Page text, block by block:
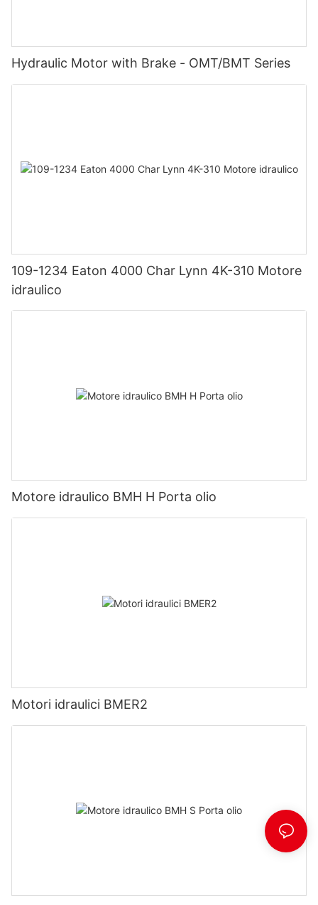
Hydraulic Motor with Brake - OMT/BMT Series
109-1234 Eaton 4000 Char Lynn 4K-310 Motore
idraulico
Motore idraulico BMH H Porta olio
Motori idraulici BMER2